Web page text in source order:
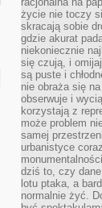
życie nie toczy
skracają sobie
gdzie akurat
niekoniecznie
się czują, i
są puste i
nie obraża się
obserwuje i
korzystają z
może problem
samej
urbanistyce
dziś to, czy
lotu ptaka, a
normalnie żyć.